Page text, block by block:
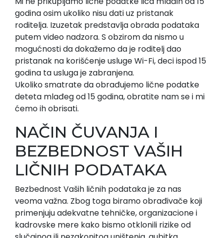
godina osim ukoliko nisu dati uz pristanak
roditelja. Izuzetak predstavlja obrada podataka
putem video nadzora. S obzirom da nismo u
mogućnosti da dokažemo da je roditelj dao
pristanak na korišćenje usluge Wi-Fi, deci ispod 15
godina ta usluga je zabranjena.
Ukoliko smatrate da obrađujemo lične podatke
deteta mlađeg od 15 godina, obratite nam se i mi
ćemo ih obrisati.
NAČIN ČUVANJA I
BEZBEDNOST VAŠIH
LIČNIH PODATAKA
Bezbednost Vaših ličnih podataka je za nas
veoma važna. Zbog toga biramo obrađivače koji
primenjuju adekvatne tehničke, organizacione i
kadrovske mere kako bismo otklonili rizike od